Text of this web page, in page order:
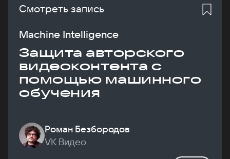
Смотреть запись
Machine Intelligence
Защита авторского
видеоконтента с
помощью машинного
обучения
Роман Безбородов
VK Видео